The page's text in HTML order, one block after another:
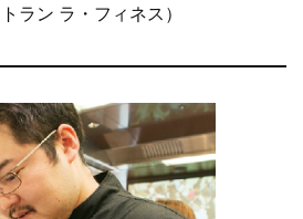
ラン ラ・フィネス）